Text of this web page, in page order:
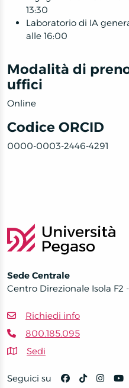
13:30
Laboratorio di IA
alle 16:00
Modalità di
uffici
Online
Codice ORCID
0000-0003-2446-4291
Sede Centrale
Centro Direzionale Isola F2
Richiedi info
800.185.095
Sedi
Seguici su